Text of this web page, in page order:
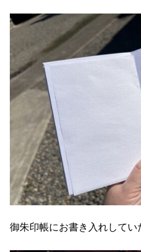
御朱印帳にお書き入れしてい